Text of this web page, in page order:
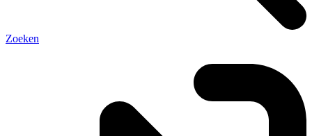
Zoeken